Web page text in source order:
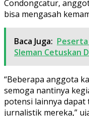
Condongcatur,
bisa mengasah
Baca Juga: Peserta
Sleman Cetuskan
“Beberapa anggota
semoga nantinya
potensi lainnya
jurnalistik mereka,”